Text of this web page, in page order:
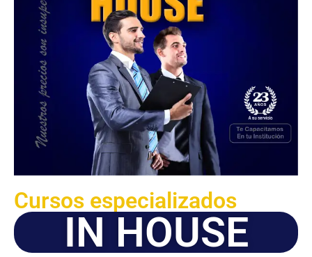
Cursos especializados
IN HOUSE